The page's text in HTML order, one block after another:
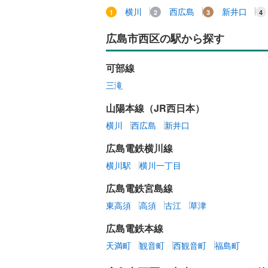
横川 西広島 新井口
広島市西区の駅から探す
可部線
三滝
山陽本線（JR西日本）
横川 西広島 新井口
広島電鉄横川線
横川駅 横川一丁目
広島電鉄宮島線
東高須 高須 古江 草津
広島電鉄本線
天満町 観音町 西観音町 福島町
オンライン